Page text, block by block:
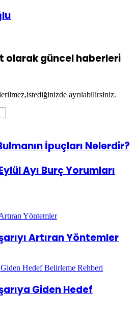
olarak güncel haberleri
ayrılabilirsiniz.
İpuçları Nelerdir?
Ayı Burç Yorumları
Artıran Yöntemler
Giden Hedef